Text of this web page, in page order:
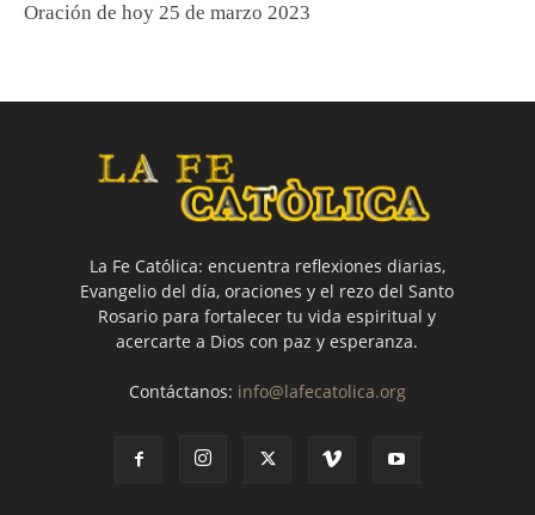
Oración de hoy 25 de marzo 2023
La Fe Católica: encuentra reflexiones diarias,
Evangelio del día, oraciones y el rezo del Santo
Rosario para fortalecer tu vida espiritual y
acercarte a Dios con paz y esperanza.
Contáctanos: info@lafecatolica.org